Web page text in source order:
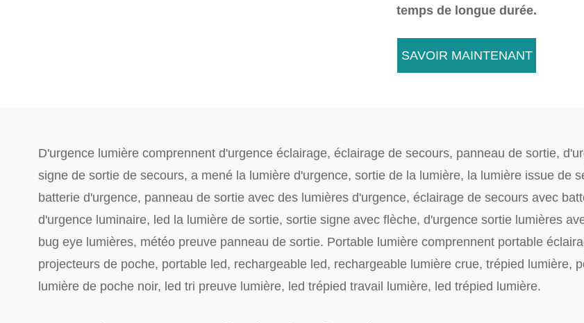
temps de longue durée.
SAVOIR MAINTENANT
D'urgence lumière comprennent d'urgence éclairage, éclairage de secours, panneau de sortie,
signe de sortie de secours, a mené la lumière d'urgence, sortie de la lumière, la lumière issue de
batterie d'urgence, panneau de sortie avec des lumières d'urgence, éclairage de secours avec
d'urgence luminaire, led la lumière de sortie, sortie signe avec flèche, d'urgence sortie lumières
bug eye lumières, météo preuve panneau de sortie. Portable lumière comprennent portable
projecteurs de poche, portable led, rechargeable led, rechargeable lumière crue, trépied lumière,
lumière de poche noir, led tri preuve lumière, led trépied travail lumière, led trépied lumière.